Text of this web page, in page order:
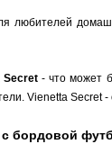
любителей
Secret - что может
Vienetta Secret
бордовой